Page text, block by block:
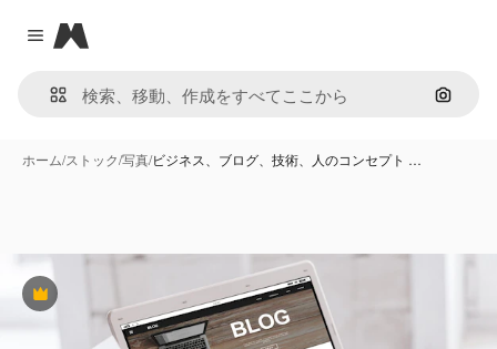
Close menu
Magnific
画像で
ホーム/ストック/写真/ビジネス、ブログ、技術、人のコンセプト …
Premium